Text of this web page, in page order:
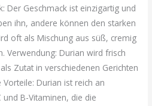
Der Geschmack ist einzigartig und
ihn, andere können den starken
oft als Mischung aus süß, cremig
Verwendung: Durian wird frisch
Zutat in verschiedenen Gerichten
Durian ist reich an
und B-Vitaminen, die die